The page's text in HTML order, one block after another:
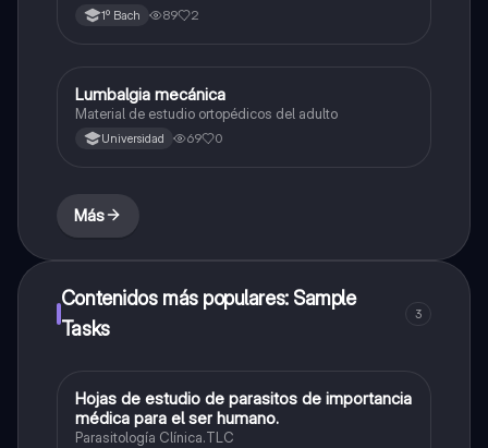
1º Bach 89 2
Otros
Lumbalgia mecánica
Material de estudio ortopédicos del adulto
Universidad 69 0
Más
Contenidos más populares: Sample
Tasks
3
Otros
Hojas de estudio de parasitos de importancia
médica para el ser humano.
Parasitología Clínica.TLC